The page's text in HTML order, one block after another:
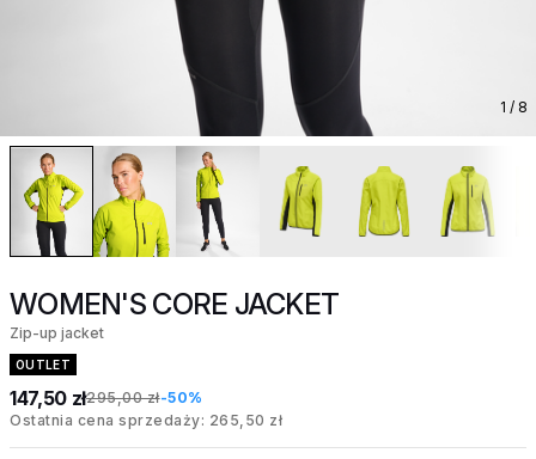
1 / 8
WOMEN'S CORE JACKET
Zip-up jacket
OUTLET
147,50 zł295,00 zł-50%
Ostatnia cena sprzedaży: 265,50 zł